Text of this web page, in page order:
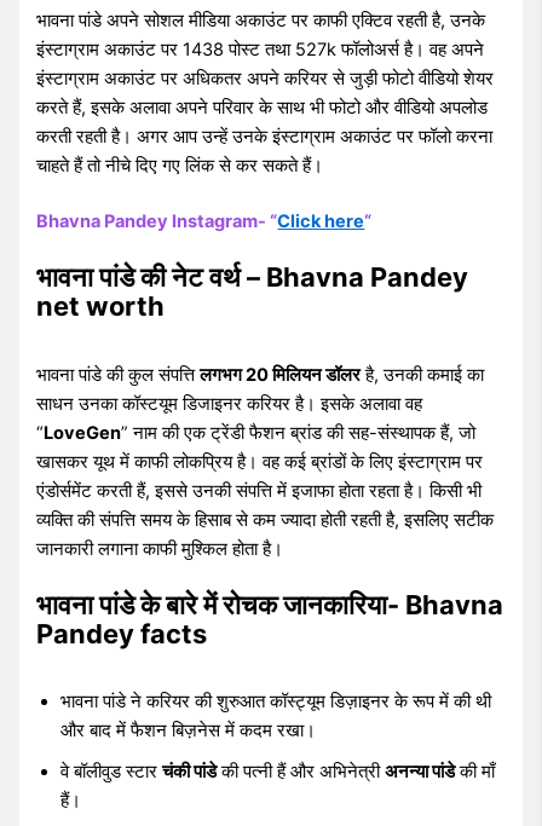
भावना पांडे अपने सोशल मीडिया अकाउंट पर काफी एक्टिव रहती है, उनके
इंस्टाग्राम अकाउंट पर 1438 पोस्ट तथा 527k फॉलोअर्स है। वह अपने
इंस्टाग्राम अकाउंट पर अधिकतर अपने करियर से जुड़ी फोटो वीडियो शेयर
करते हैं, इसके अलावा अपने परिवार के साथ भी फोटो और वीडियो अपलोड
करती रहती है। अगर आप उन्हें उनके इंस्टाग्राम अकाउंट पर फॉलो करना
चाहते हैं तो नीचे दिए गए लिंक से कर सकते हैं।
Bhavna Pandey Instagram- “Click here“
भावना पांडे की नेट वर्थ – Bhavna Pandey
net worth
भावना पांडे की कुल संपत्तिलगभग 20 मिलियन डॉलरहै, उनकी कमाई का
साधन उनका कॉस्टयूम डिजाइनर करियर है। इसके अलावा वह
“LoveGen” नाम की एक ट्रेंडी फैशन ब्रांड की सह-संस्थापक हैं, जो
खासकर यूथ में काफी लोकप्रिय है। वह कई ब्रांडों के लिए इंस्टाग्राम पर
एंडोर्समेंट करती हैं, इससे उनकी संपत्ति में इजाफा होता रहता है। किसी भी
व्यक्ति की संपत्ति समय के हिसाब से कम ज्यादा होती रहती है, इसलिए सटीक
जानकारी लगाना काफी मुश्किल होता है।
भावना पांडे के बारे में रोचक जानकारिया- Bhavna
Pandey facts
भावना पांडे ने करियर की शुरुआत कॉस्ट्यूम डिज़ाइनर के रूप में की थी
और बाद में फैशन बिज़नेस में कदम रखा।
वे बॉलीवुड स्टारचंकी पांडेकी पत्नी हैं और अभिनेत्रीअनन्या पांडेकी माँ
हैं।